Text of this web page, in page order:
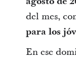
del mes,
para los
En ese